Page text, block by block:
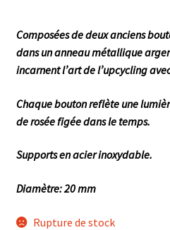
Composées de deux anciens
dans un anneau métallique
incarnent l’art de l’upcycling
Chaque bouton reflète une
de rosée figée dans le temps.
Supports en acier inoxydable.
Diamètre: 20 mm
Rupture de stock